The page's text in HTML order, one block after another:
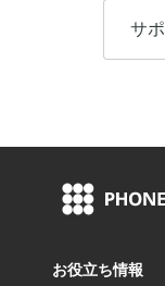
サ
お役立ち情報